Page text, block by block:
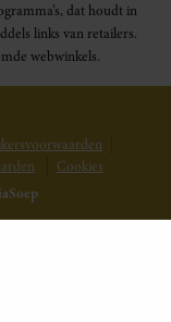
dat houdt in
links van retailers.
webwinkels.
Cookies